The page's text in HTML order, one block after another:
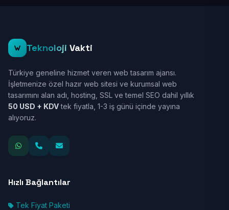
Teknoloji Vakti
Türkiye geneline hizmet veren web tasarım ajansı.
İşletmenize özel hazır web sitesi ve kurumsal web
tasarımını alan adı, hosting, SSL ve temel SEO dahil yıllık
50 USD + KDVtek fiyatla, 1-3 iş günü içinde yayına
alıyoruz.
Hızlı Bağlantılar
Tek Fiyat Paketi